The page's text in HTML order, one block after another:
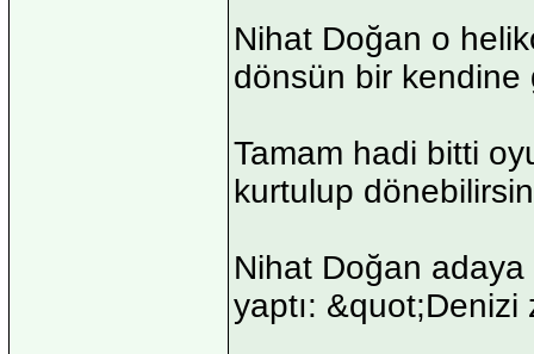
Nihat Doğan o
dönsün bir kendine
Tamam hadi bitti
kurtulup
Nihat Doğan adaya
yaptı: